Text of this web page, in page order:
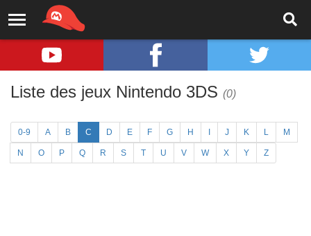
Liste des jeux Nintendo 3DS (0)
0-9 A B C D E F G H J K L M
N O P Q R S T U V W X Y Z